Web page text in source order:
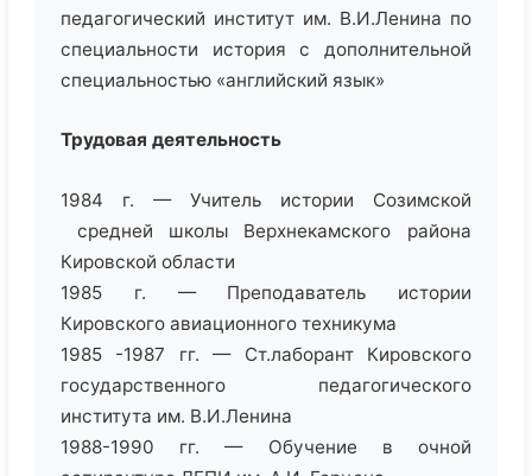
педагогический институт им. В.И.Ленина по
специальности история с дополнительной
специальностью «английский язык»
Трудовая деятельность
1984 г. — Учитель истории Созимской
средней школы Верхнекамского района
Кировской области
1985 г. — Преподаватель истории
Кировского авиационного техникума
1985 -1987 гг. — Ст.лаборант Кировского
государственного педагогического
института им. В.И.Ленина
1988-1990 гг. — Обучение в очной